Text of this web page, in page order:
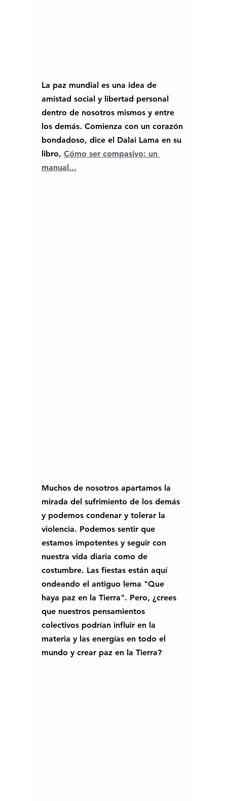
La paz mundial es una idea de
amistad social y libertad personal
dentro de nosotros mismos y entre
los demás. Comienza con un corazón
bondadoso, dice el Dalai Lama en su
libro, Cómo ser compasivo: un
manual...
Muchos de nosotros apartamos la
mirada del sufrimiento de los demás
y podemos condenar y tolerar la
violencia. Podemos sentir que
estamos impotentes y seguir con
nuestra vida diaria como de
costumbre. Las fiestas están aquí
ondeando el antiguo lema "Que
haya paz en la Tierra". Pero, ¿crees
que nuestros pensamientos
colectivos podrían influir en la
materia y las energías en todo el
mundo y crear paz en la Tierra?